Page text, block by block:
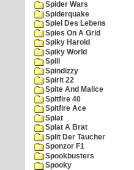
Spider Wars
Spiderquake
Spiel Des Lebens
Spies On A Grid
Spiky Harold
Spiky World
Spill
Spindizzy
Spirit 22
Spite And Malice
Spitfire 40
Spitfire Ace
Splat
Splat A Brat
Split Der Taucher
Sponzor F1
Spookbusters
Spooky